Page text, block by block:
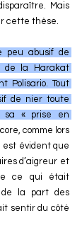
Mais
cette thèse.
peu abusif de
de la Harakat
Polisario. Tout
de nier toute
sa « prise en
comme lors
est évident que
d’aigreur et
de ce qui était
la part des
sentir du côté